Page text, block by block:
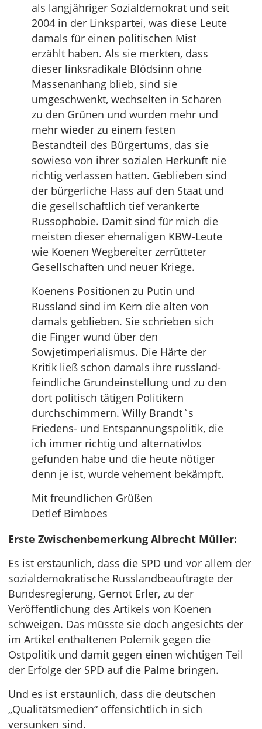
als langjähriger Sozialdemokrat und seit
2004 in der Linkspartei, was diese Leute
damals für einen politischen Mist
erzählt haben. Als sie merkten, dass
dieser linksradikale Blödsinn ohne
Massenanhang blieb, sind sie
umgeschwenkt, wechselten in Scharen
zu den Grünen und wurden mehr und
mehr wieder zu einem festen
Bestandteil des Bürgertums, das sie
sowieso von ihrer sozialen Herkunft nie
richtig verlassen hatten. Geblieben sind
der bürgerliche Hass auf den Staat und
die gesellschaftlich tief verankerte
Russophobie. Damit sind für mich die
meisten dieser ehemaligen KBW-Leute
wie Koenen Wegbereiter zerrütteter
Gesellschaften und neuer Kriege.
Koenens Positionen zu Putin und
Russland sind im Kern die alten von
damals geblieben. Sie schrieben sich
die Finger wund über den
Sowjetimperialismus. Die Härte der
Kritik ließ schon damals ihre russland-
feindliche Grundeinstellung und zu den
dort politisch tätigen Politikern
durchschimmern. Willy Brandt`s
Friedens- und Entspannungspolitik, die
ich immer richtig und alternativlos
gefunden habe und die heute nötiger
denn je ist, wurde vehement bekämpft.
Mit freundlichen Grüßen
Detlef Bimboes
Erste Zwischenbemerkung Albrecht Müller:
Es ist erstaunlich, dass die SPD und vor allem der
sozialdemokratische Russlandbeauftragte der
Bundesregierung, Gernot Erler, zu der
Veröffentlichung des Artikels von Koenen
schweigen. Das müsste sie doch angesichts der
im Artikel enthaltenen Polemik gegen die
Ostpolitik und damit gegen einen wichtigen Teil
der Erfolge der SPD auf die Palme bringen.
Und es ist erstaunlich, dass die deutschen
„Qualitätsmedien“ offensichtlich in sich
versunken sind.